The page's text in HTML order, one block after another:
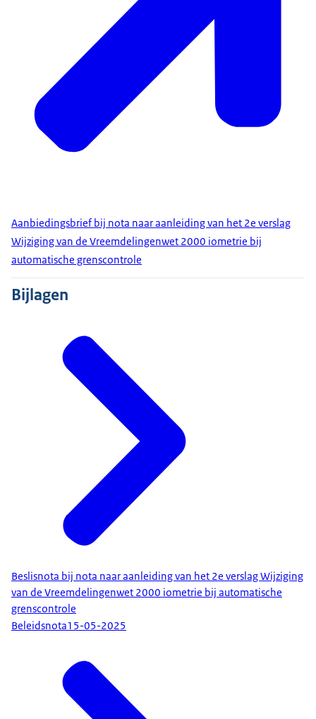
Aanbiedingsbrief bij nota naar aanleiding van het 2e verslag
Wijziging van de Vreemdelingenwet 2000 iometrie bij
automatische grenscontrole
Bijlagen
Beslisnota bij nota naar aanleiding van het 2e verslag Wijziging
van de Vreemdelingenwet 2000 iometrie bij automatische
grenscontrole
Beleidsnota15-05-2025